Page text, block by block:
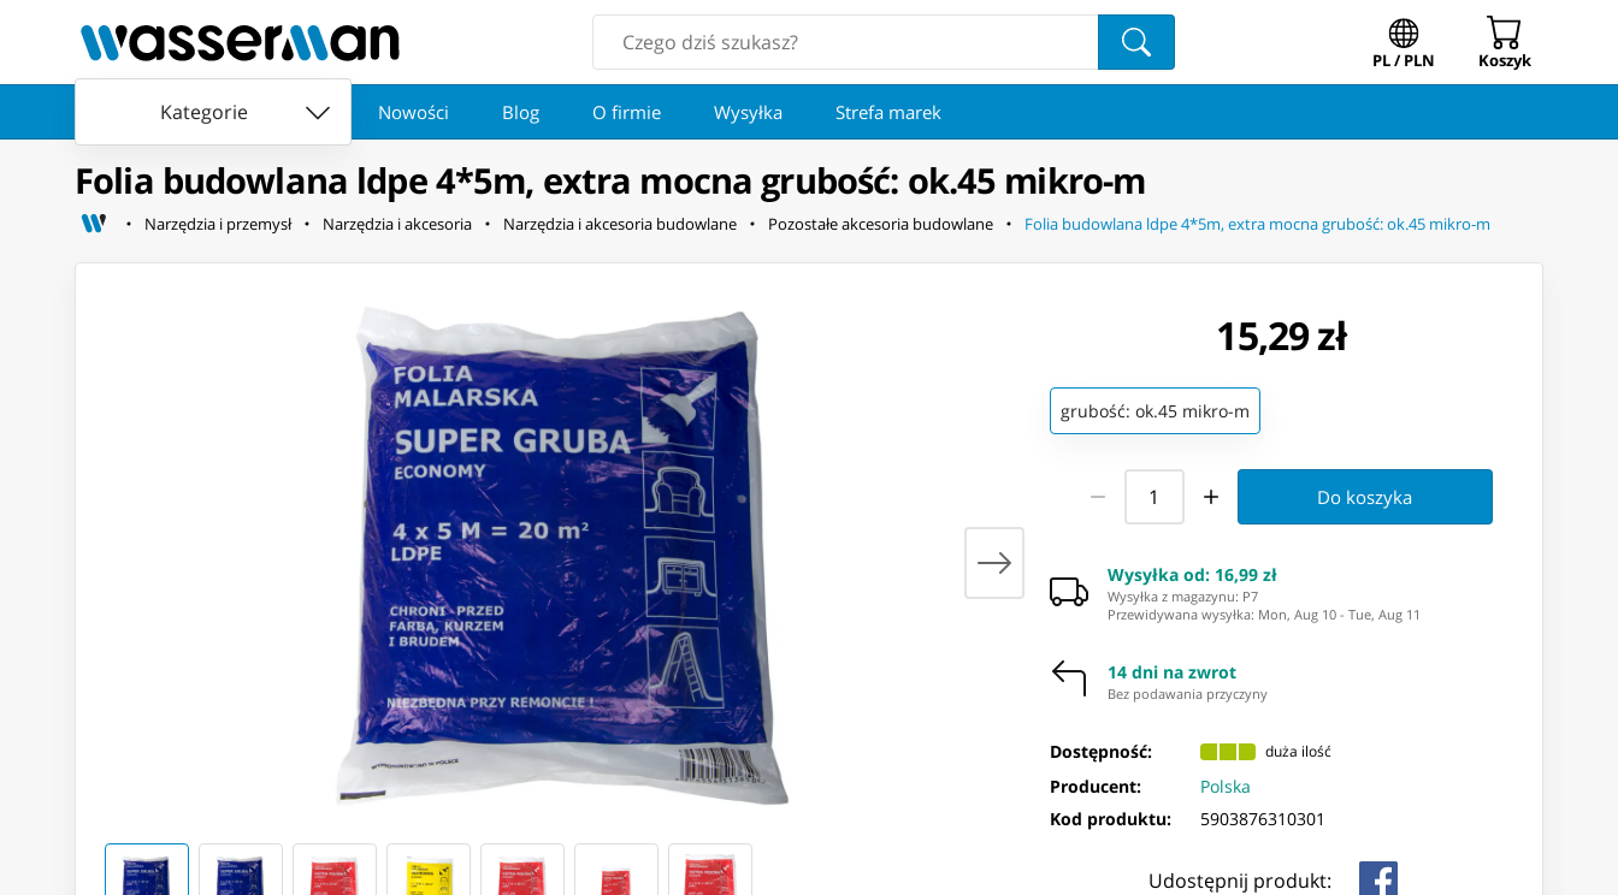
PL / PLN Koszyk
Kategorie Nowości Blog O firmie Wysyłka Strefa marek
Folia budowlana ldpe 4*5m, extra mocna grubość: ok.45 mikro-m
Narzędzia i przemysł Narzędzia i akcesoria Narzędzia i akcesoria budowlane Pozostałe akcesoria budowlane Folia budowlana ldpe 4*5m, extra mocna grubość: ok.45 mikro-m
15,29 zł
grubość: ok.45 mikro-m
Do koszyka
Wysyłka od: 16,99 zł
Wysyłka z magazynu: ⁨P7⁩
Przewidywana wysyłka: Mon, Aug 10 -Tue, Aug 11
14 dni na zwrot
Bez podawania przyczyny
Dostępność: duża ilość
Producent:
Polska
Kod produktu:
5903876310301
Udostępnij produkt: